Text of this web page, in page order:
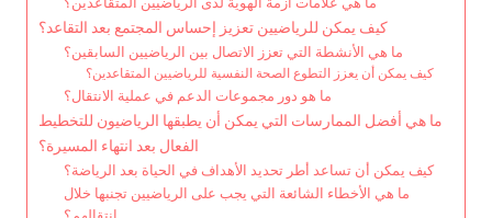
كيف يمكن للرياضيين تعزيز إحساس المجتمع بعد التقاعد؟
ما هي الأنشطة التي تعزز الاتصال بين الرياضيين السابقين؟
كيف يمكن أن يعزز التطوع الصحة النفسية للرياضيين المتقاعدين؟
ما هو دور مجموعات الدعم في عملية الانتقال؟
ما هي أفضل الممارسات التي يمكن أن يطبقها الرياضيون للتخطيط
الفعال بعد انتهاء المسيرة؟
كيف يمكن أن تساعد أطر تحديد الأهداف في الحياة بعد الرياضة؟
ما هي الأخطاء الشائعة التي يجب على الرياضيين تجنبها خلال